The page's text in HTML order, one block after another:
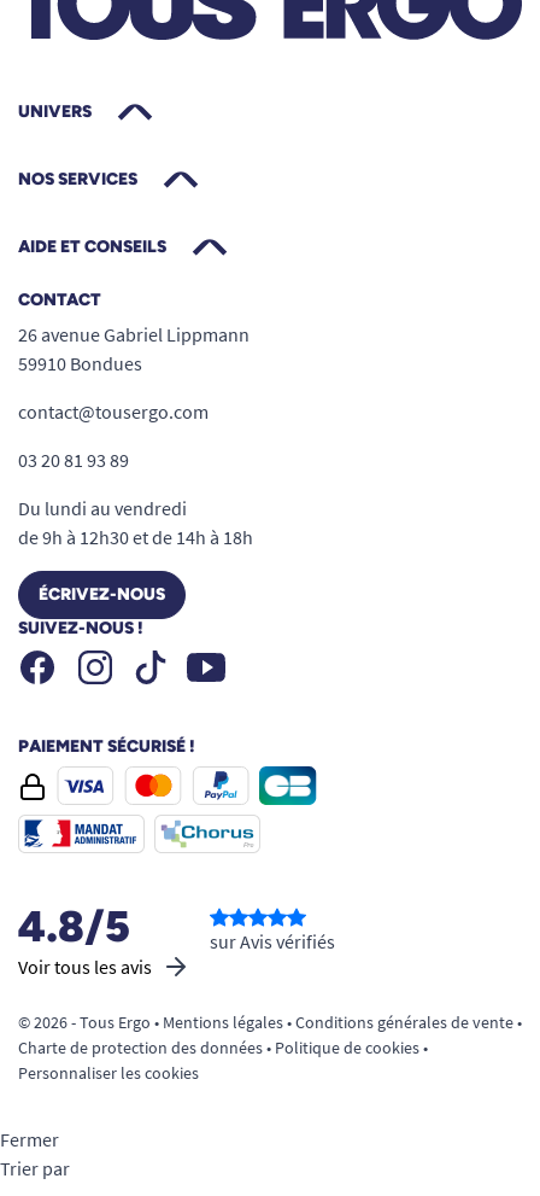
UNIVERS
NOS SERVICES
AIDE ET CONSEILS
CONTACT
26 avenue Gabriel Lippmann
59910 Bondues
contact@tousergo.com
03 20 81 93 89
Du lundi au vendredi
de 9h à 12h30 et de 14h à 18h
ÉCRIVEZ-NOUS
SUIVEZ-NOUS !
FacebookInstagramTiktok Youtube
PAIEMENT SÉCURISÉ !
4.8/5
Voir tous les avis
sur Avis vérifiés
© 2026 - Tous Ergo • Mentions légales•Conditions générales de vente•
Charte de protection des données• Politique de cookies•
Personnaliser les cookies
Fermer
Trier par